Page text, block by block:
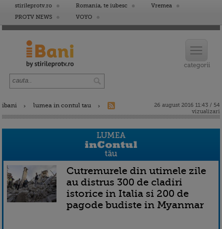
stirileprotv.ro Romania, te iubesc
Vremea
PROTV NEWS
VOYO
ibani lumea in contul tau
26 august 2016 11:43 / 54
vizualizari
Cutremurele din utimele zile
au distrus 300 de cladiri
istorice in Italia si 200 de
pagode budiste in Myanmar